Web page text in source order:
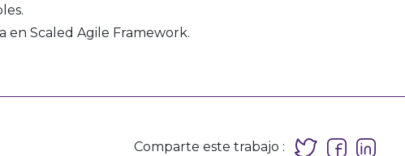
en Scaled Agile Framework.
Comparte este trabajo :